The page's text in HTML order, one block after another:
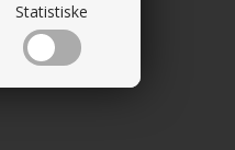
Statistiske